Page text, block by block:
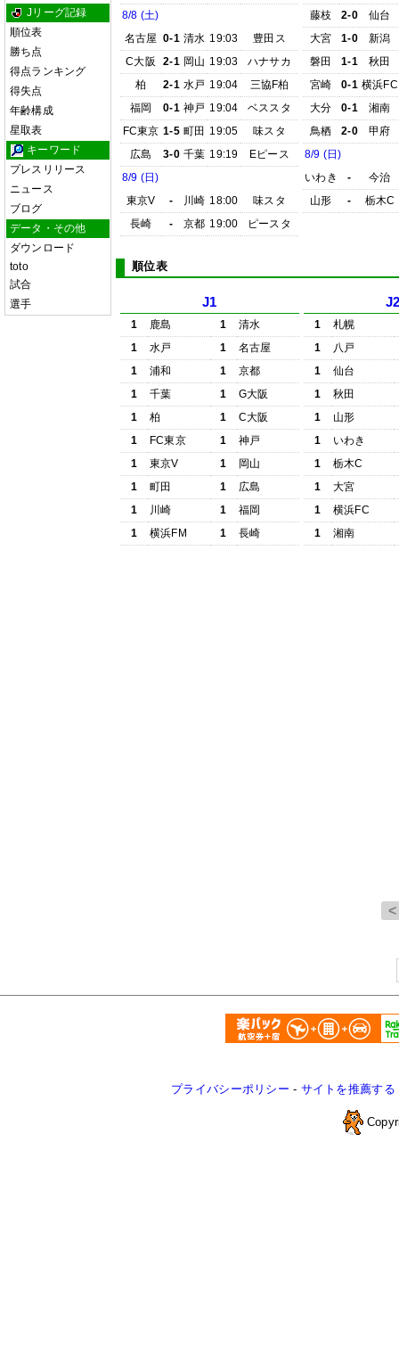
Jリーグ記録
順位表
勝ち点
得点ランキング
得失点
年齢構成
星取表
キーワード
プレスリリース
ニュース
ブログ
データ・その他
ダウンロード
toto
試合
選手
8/8 (土)
名古屋 0-1 清水 19:03
豊田ス
C大阪
2-1 岡山 19:03
ハナサカ
柏
2-1 水戸 19:04
三協F柏
福岡
0-1 神戸 19:04
ベススタ
FC東京 1-5 町田 19:05
味スタ
広島
3-0 千葉 19:19
Eピース
8/9 (日)
東京V
- 川崎 18:00
味スタ
長崎
- 京都 19:00 ピースタ
藤枝
2-0
仙台
大宮
1-0
新潟
磐田
1-1
秋田
宮崎
0-1 横浜FC
大分
0-1
湘南
鳥栖
2-0
甲府
8/9 (日)
いわき
-
今治
山形
- 栃木C
順位表
J1
1 鹿島 1
清水
1
水戸 1
名古屋
1
浦和 1
京都
1
千葉 1
G大阪
1
柏 1
C大阪
1
FC東京 1
神戸
1
東京V 1
岡山
1
町田 1
広島
1
川崎 1
福岡
1
横浜FM 1 長崎
1
札幌
1
八戸
1
仙台
1
秋田
1
山形
1
いわき
1
栃木C
1
大宮
1
横浜FC
1
湘南
プライバシーポリシー - サイトを推薦する